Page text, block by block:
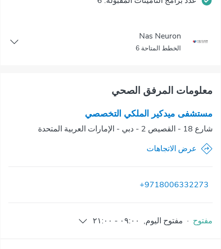
Nas Neuron
الخطط المتاحة 6
معلومات المرفق الصحي
مستشفى ميدكير الملكي التخصصي
شارع 18 - القصيص 2 - دبي - الإمارات العربية المتحدة
عرض الاتجاهات
+9718006332273
مفتوح · مفتوح اليوم, ٠٩:٠٠ - ٢١:٠٠